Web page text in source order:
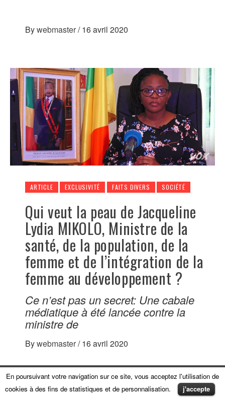
Bywebmaster/ 16 avril 2020
ARTICLE EXCLUSIVITÉ FAITS DIVERS SOCIÉTÉ
Qui veut la peau de Jacqueline
Lydia MIKOLO, Ministre de la
santé, de la population, de la
femme et de l’intégration de la
femme au développement ?
Ce n’est pas un secret: Une cabale
médiatique à été lancée contre la
ministre de
Bywebmaster/ 16 avril 2020
En poursuivant votre navigation sur ce site, vous acceptez l'utilisation de
cookies à des fins de statistiques et de personnalisation.
j'accepte